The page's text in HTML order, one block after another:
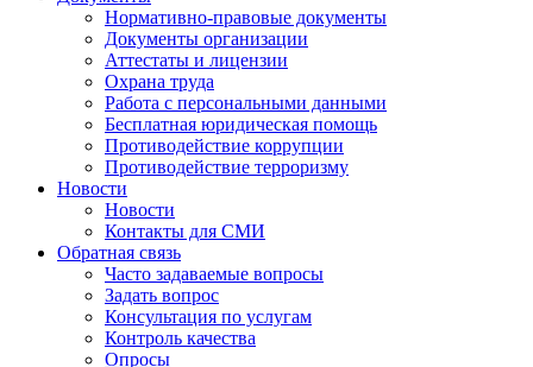
Нормативно-правовые документы
Документы организации
Аттестаты и лицензии
Охрана труда
Работа с персональными данными
Бесплатная юридическая помощь
Противодействие коррупции
Противодействие терроризму
Новости
Новости
Контакты для СМИ
Обратная связь
Часто задаваемые вопросы
Задать вопрос
Консультация по услугам
Контроль качества
Опросы